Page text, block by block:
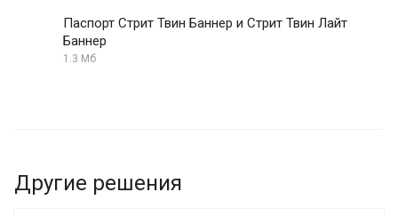
Паспорт Стрит Твин Баннер и Стрит Твин Лайт
Баннер
1.3 Мб
Другие решения